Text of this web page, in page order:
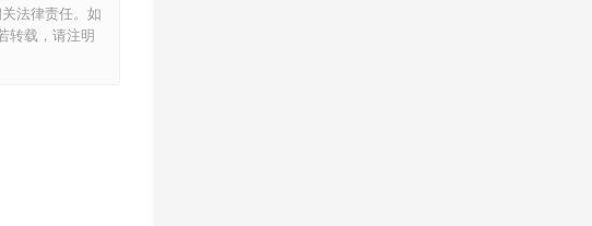
法律责任。如
转载，请注明